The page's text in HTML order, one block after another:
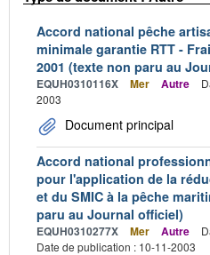
Accord national pêche
minimale garantie RTT -
2001 (texte non paru au
EQUH0310116X Mer Autre
2003
Document principal
Accord national
pour l'application de la
et du SMIC à la pêche
paru au Journal officiel)
EQUH0310277X Mer Autre
Date de publication : 10-11-2003